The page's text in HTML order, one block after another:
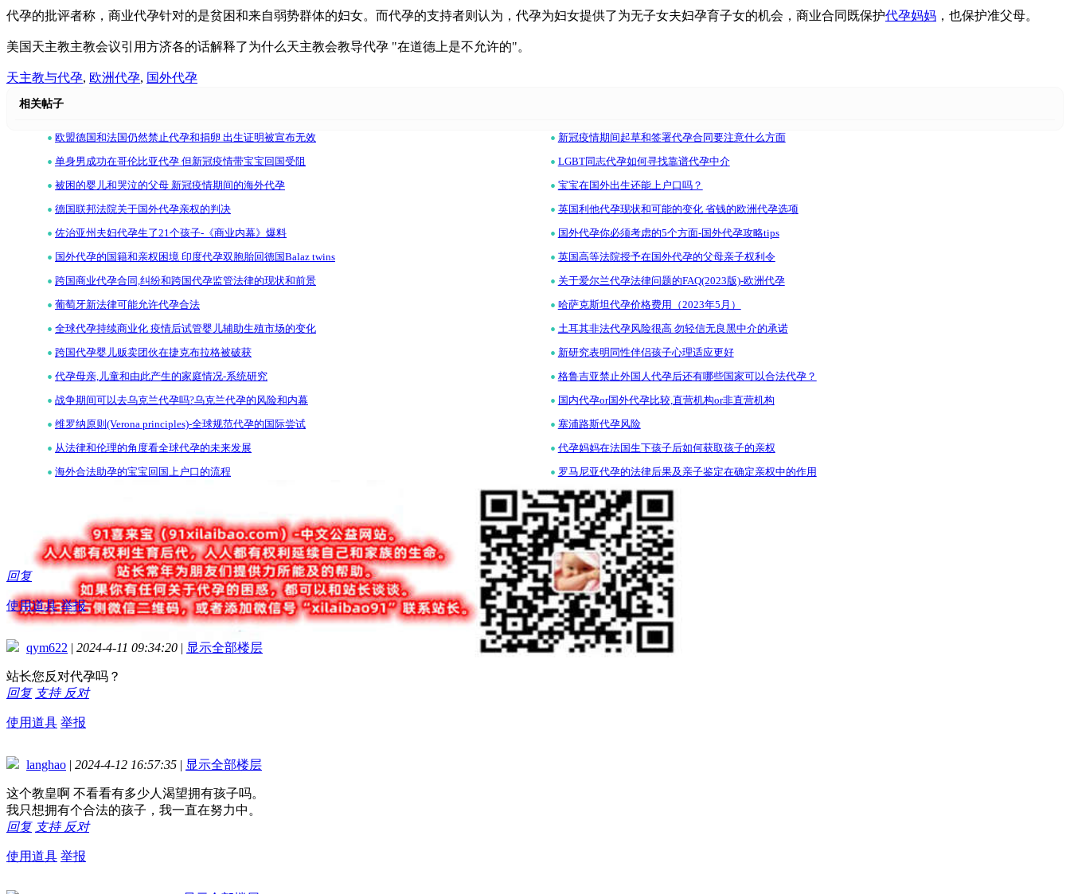
代孕的批评者称，商业代孕针对的是贫困和来自弱势群体的妇女。而代孕的支持者则认为，代孕为妇女提供了为无子女夫妇孕育子女的机会，商业合同既保护代孕妈妈 ，也保护准父母。
美国天主教主教会议引用方济各的话解释了为什么天主教会教导代孕 "在道德上是不允许的"。
天主教与代孕, 欧洲代孕, 国外代孕
相关帖子
• 欧盟德国和法国仍然禁止代孕和捐卵 出生证明被宣布无效 • 新冠疫情期间起草和签署代孕合同要注意什么方面
• 单身男成功在哥伦比亚代孕 但新冠疫情带宝宝回国受阻 • LGBT同志代孕如何寻找靠谱代孕中介
• 被困的婴儿和哭泣的父母 新冠疫情期间的海外代孕 • 宝宝在国外出生还能上户口吗？
• 德国联邦法院关于国外代孕亲权的判决 • 英国利他代孕现状和可能的变化 省钱的欧洲代孕选项
• 佐治亚州夫妇代孕生了21个孩子-《商业内幕》爆料 • 国外代孕你必须考虑的5个方面-国外代孕攻略tips
• 国外代孕的国籍和亲权困境 印度代孕双胞胎回德国Balaz twins • 英国高等法院授予在国外代孕的父母亲子权利令
• 跨国商业代孕合同,纠纷和跨国代孕监管法律的现状和前景 • 关于爱尔兰代孕法律问题的FAQ(2023版)-欧洲代孕
• 葡萄牙新法律可能允许代孕合法 • 哈萨克斯坦代孕价格费用（2023年5月）
• 全球代孕持续商业化 疫情后试管婴儿辅助生殖市场的变化 • 土耳其非法代孕风险很高 勿轻信无良黑中介的承诺
• 跨国代孕婴儿贩卖团伙在捷克布拉格被破获 • 新研究表明同性伴侣孩子心理适应更好
• 代孕母亲,儿童和由此产生的家庭情况-系统研究 • 格鲁吉亚禁止外国人代孕后还有哪些国家可以合法代孕？
• 战争期间可以去乌克兰代孕吗?乌克兰代孕的风险和内幕 • 国内代孕or国外代孕比较,直营机构or非直营机构
• 维罗纳原则(Verona principles)-全球规范代孕的国际尝试 • 塞浦路斯代孕风险
• 从法律和伦理的角度看全球代孕的未来发展 • 代孕妈妈在法国生下孩子后如何获取孩子的亲权
• 海外合法助孕的宝宝回国上户口的流程 • 罗马尼亚代孕的法律后果及亲子鉴定在确定亲权中的作用
回复
使用道具 举报
qym622 | 2024-4-11 09:34:20 | 显示全部楼层
站长您反对代孕吗？
回复 支持 反对
使用道具 举报
langhao | 2024-4-12 16:57:35 | 显示全部楼层
这个教皇啊 不看看有多少人渴望拥有孩子吗。
我只想拥有个合法的孩子，我一直在努力中。
回复 支持 反对
使用道具 举报